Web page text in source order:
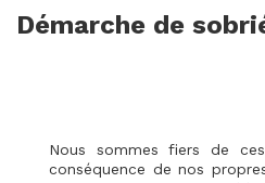
Démarche de
Nous sommes fiers de
conséquence de nos